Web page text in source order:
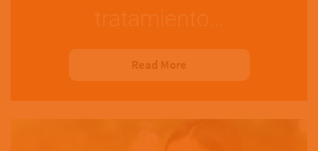
tratamiento…
Read More